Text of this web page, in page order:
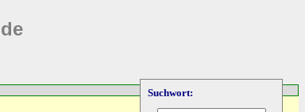
de
Suchwort: